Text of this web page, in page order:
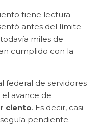
tiene lectura
antes del límite
miles de
cumplido con la
federal de servidores
el avance de
ciento. Es decir, casi
pendiente.